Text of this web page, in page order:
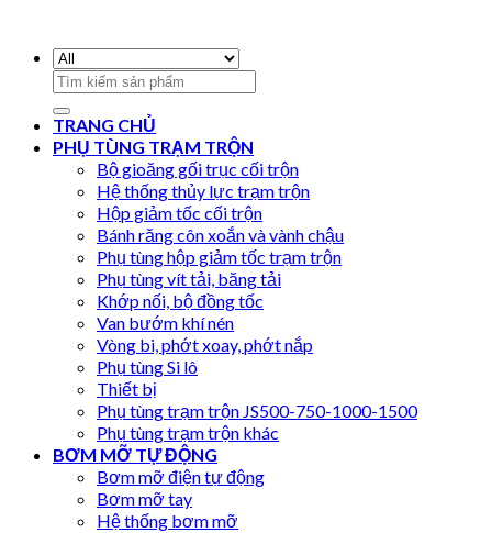
Search
for:
TRANG CHỦ
PHỤ TÙNG TRẠM TRỘN
Bộ gioăng gối trục cối trộn
Hệ thống thủy lực trạm trộn
Hộp giảm tốc cối trộn
Bánh răng côn xoắn và vành chậu
Phụ tùng hộp giảm tốc trạm trộn
Phụ tùng vít tải, băng tải
Khớp nối, bộ đồng tốc
Van bướm khí nén
Vòng bi, phớt xoay, phớt nắp
Phụ tùng Si lô
Thiết bị
Phụ tùng trạm trộn JS500-750-1000-1500
Phụ tùng trạm trộn khác
BƠM MỠ TỰ ĐỘNG
Bơm mỡ điện tự động
Bơm mỡ tay
Hệ thống bơm mỡ